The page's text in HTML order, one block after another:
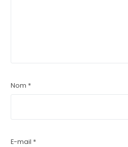
Nom *
E-mail *